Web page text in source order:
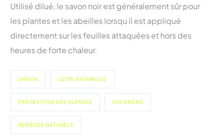
Utilisé dilué, le savon noir est généralement sûr pour
les plantes et les abeilles lorsqu il est appliqué
directement sur les feuilles attaquées et hors des
heures de forte chaleur.
JARDIN LUTTE NATURELLE
PROTECTION DES PLANTES PUCERONS
REMÈDES NATURELS